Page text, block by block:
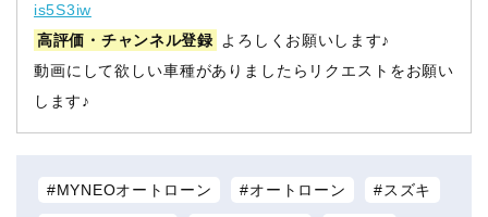
is5S3iw
高評価・チャンネル登録 よろしくお願いします♪
動画にして欲しい車種がありましたらリクエストをお願い
します♪
MYNEOオートローン オートローン スズキ